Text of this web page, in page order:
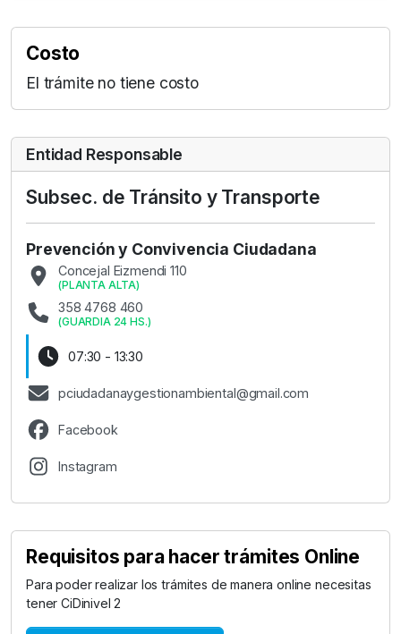
Costo
El trámite no tiene costo
Entidad Responsable
Subsec. de Tránsito y Transporte
Prevención y Convivencia Ciudadana
Concejal Eizmendi 110
(PLANTA ALTA)
358 4768 460
(GUARDIA 24 HS.)
07:30 - 13:30
pciudadanaygestionambiental@gmail.com
Facebook
Instagram
Requisitos para hacer trámites Online
Para poder realizar los trámites de manera online necesitas
tener CiDinivel 2